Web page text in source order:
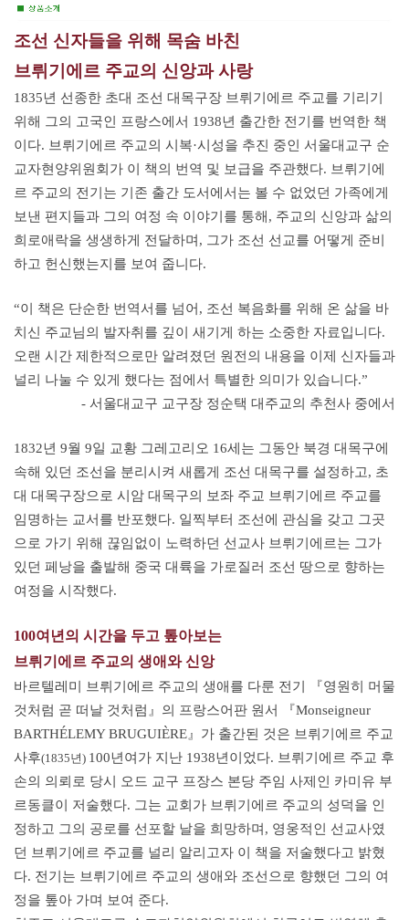
조선 신자들을 위해 목숨 바친
브뤼기에르 주교의 신앙과 사랑
1835년 선종한 초대 조선 대목구장 브뤼기에르 주교를 기리기
위해 그의 고국인 프랑스에서 1938년 출간한 전기를 번역한 책
이다. 브뤼기에르 주교의 시복·시성을 추진 중인 서울대교구 순
교자현양위원회가 이 책의 번역 및 보급을 주관했다. 브뤼기에
르 주교의 전기는 기존 출간 도서에서는 볼 수 없었던 가족에게
보낸 편지들과 그의 여정 속 이야기를 통해, 주교의 신앙과 삶의
희로애락을 생생하게 전달하며, 그가 조선 선교를 어떻게 준비
하고 헌신했는지를 보여 줍니다.
“이 책은 단순한 번역서를 넘어, 조선 복음화를 위해 온 삶을 바
치신 주교님의 발자취를 깊이 새기게 하는 소중한 자료입니다.
오랜 시간 제한적으로만 알려졌던 원전의 내용을 이제 신자들과
널리 나눌 수 있게 했다는 점에서 특별한 의미가 있습니다.”
- 서울대교구 교구장 정순택 대주교의 추천사 중에서
1832년 9월 9일 교황 그레고리오 16세는 그동안 북경 대목구에
속해 있던 조선을 분리시켜 새롭게 조선 대목구를 설정하고, 초
대 대목구장으로 시암 대목구의 보좌 주교 브뤼기에르 주교를
임명하는 교서를 반포했다. 일찍부터 조선에 관심을 갖고 그곳
으로 가기 위해 끊임없이 노력하던 선교사 브뤼기에르는 그가
있던 페낭을 출발해 중국 대륙을 가로질러 조선 땅으로 향하는
여정을 시작했다.
100여년의 시간을 두고 톺아보는
브뤼기에르 주교의 생애와 신앙
바르텔레미 브뤼기에르 주교의 생애를 다룬 전기 『영원히 머물
것처럼 곧 떠날 것처럼』의 프랑스어판 원서 『Monseigneur
BARTHÉLEMY BRUGUIÈRE』가 출간된 것은 브뤼기에르 주교
사후(1835년) 100년여가 지난 1938년이었다. 브뤼기에르 주교 후
손의 의뢰로 당시 오드 교구 프장스 본당 주임 사제인 카미유 부
르동클이 저술했다. 그는 교회가 브뤼기에르 주교의 성덕을 인
정하고 그의 공로를 선포할 날을 희망하며, 영웅적인 선교사였
던 브뤼기에르 주교를 널리 알리고자 이 책을 저술했다고 밝혔
다. 전기는 브뤼기에르 주교의 생애와 조선으로 향했던 그의 여
정을 톺아 가며 보여 준다.